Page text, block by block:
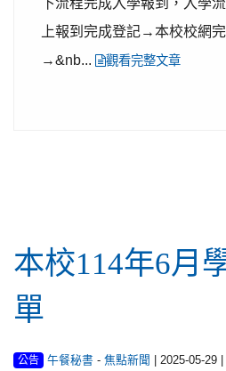
下流程完成入學報到，入學
上報到完成登記→本校校網
→&nb...
觀看完整文章
本校114年6月
單
公告 午餐秘書 - 焦點新聞 | 2025-05-29